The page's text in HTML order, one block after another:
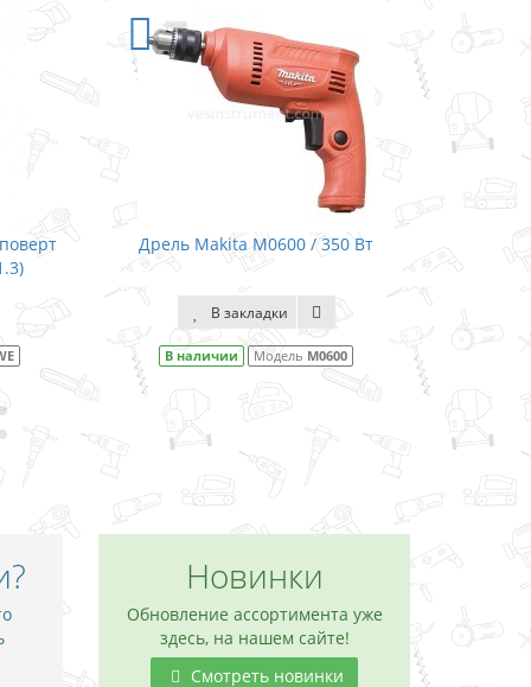
Вт
Аккумуляторный дрель-шуруповерт
Makita DDF482RF / LXT 18.0 (3.0)
В закладки
В наличии Модель DDF482RF
Новинки
Обновление ассортимента уже
здесь, на нашем сайте!
Смотреть новинки